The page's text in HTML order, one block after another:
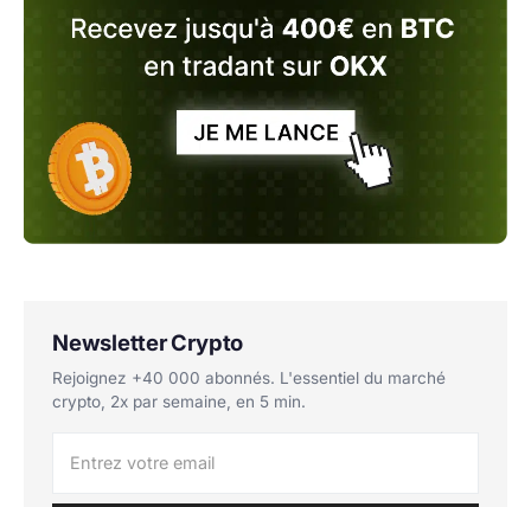
Newsletter Crypto
Rejoignez +40 000 abonnés. L'essentiel du marché
crypto, 2x par semaine, en 5 min.